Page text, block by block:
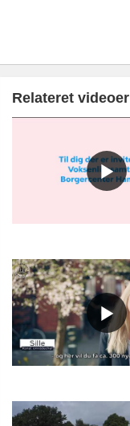
Relateret videoer